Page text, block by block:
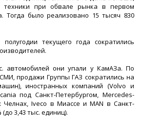
при обвале рынка в первом
Тогда было реализовано 15 тысяч 830
текущего года сократились
автомобилей они упали у КамАЗа. По
продажи Группы ГАЗ сократились на
иностранных компаний (Volvo и
под Санкт-Петербургом, Mercedes-
Iveco в Миассе и MAN в Санкт-
(до 3,43 тыс. единиц).